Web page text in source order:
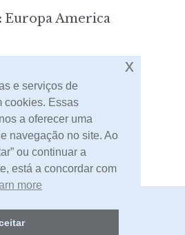
Europa America
[portes incluídos]
Contacto
Livraria Egrégora
e serviços de
cookies. Essas
a oferecer uma
navegação no site. Ao
ou continuar a
está a concordar com
more
x